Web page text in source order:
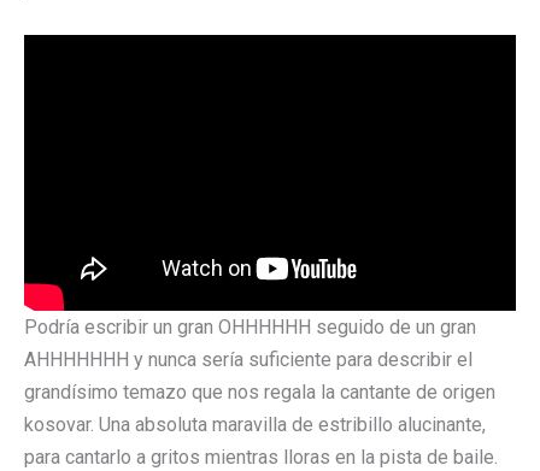
Podría escribir un gran OHHHHHH seguido de un gran
AHHHHHHH y nunca sería suficiente para describir el
grandísimo temazo que nos regala la cantante de origen
kosovar. Una absoluta maravilla de estribillo alucinante,
para cantarlo a gritos mientras lloras en la pista de baile.